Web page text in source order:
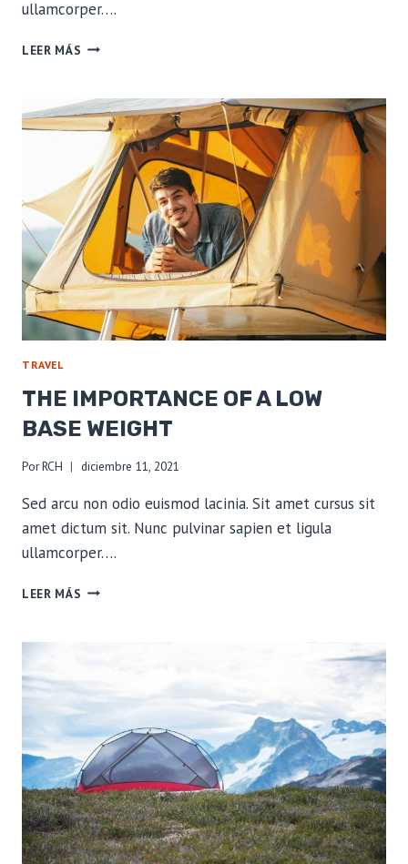
ullamcorper….
LEER MÁS CONQUER
WITH
CONFIDENCE
TRAVEL
THE IMPORTANCE OF A LOW
BASE WEIGHT
PorRCH diciembre 11, 2021
Sed arcu non odio euismod lacinia. Sit amet cursus sit
amet dictum sit. Nunc pulvinar sapien et ligula
ullamcorper….
LEER MÁS THE
WEIGHT